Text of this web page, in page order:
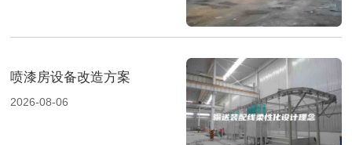
喷漆房设备改造方案
2026-08-06